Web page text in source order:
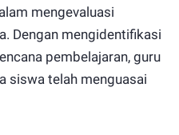
mengevaluasi
Dengan mengidentifikasi
pembelajaran, guru
siswa telah menguasai